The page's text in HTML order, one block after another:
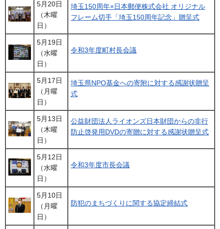
5月20日
（木曜
日）
埼玉150周年×日本郵便株式会社 オリジナル
フレーム切手「埼玉150周年記念」贈呈式
5月19日
（水曜
日）
令和3年度町村長会議
5月17日
（月曜
日）
埼玉県NPO基金への寄附に対する感謝状贈呈
式
5月13日
（木曜
日）
公益財団法人ライオンズ日本財団からの非行
防止啓発用DVDの寄贈に対する感謝状贈呈式
5月12日
（水曜
日）
令和3年度市長会議
5月10日
（月曜
日）
防犯のまちづくりに関する協定締結式